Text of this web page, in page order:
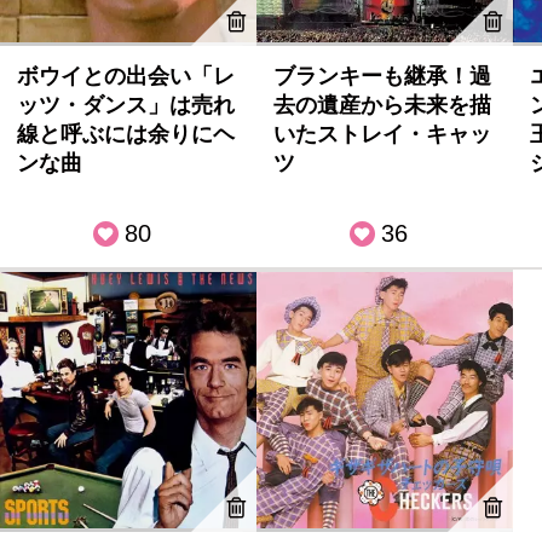
ボウイとの出会い「レ
ッツ・ダンス」は売れ
線と呼ぶには余りにヘ
ンな曲
80
ブランキーも継承！過
去の遺産から未来を描
いたストレイ・キャッ
ツ
36